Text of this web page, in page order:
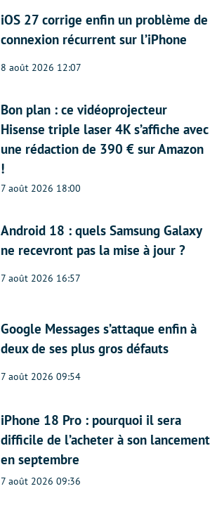
iOS 27 corrige enfin un problème de
connexion récurrent sur l’iPhone
8 août 2026 12:07
Bon plan : ce vidéoprojecteur
Hisense triple laser 4K s’affiche avec
une rédaction de 390 € sur Amazon
!
7 août 2026 18:00
Android 18 : quels Samsung Galaxy
ne recevront pas la mise à jour ?
7 août 2026 16:57
Google Messages s’attaque enfin à
deux de ses plus gros défauts
7 août 2026 09:54
iPhone 18 Pro : pourquoi il sera
difficile de l’acheter à son lancement
en septembre
7 août 2026 09:36